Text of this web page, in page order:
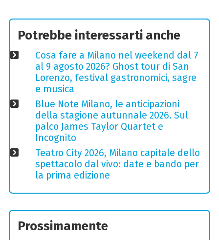
Potrebbe interessarti anche
Cosa fare a Milano nel weekend dal 7
al 9 agosto 2026? Ghost tour di San
Lorenzo, festival gastronomici, sagre
e musica
Blue Note Milano, le anticipazioni
della stagione autunnale 2026. Sul
palco James Taylor Quartet e
Incognito
Teatro City 2026, Milano capitale dello
spettacolo dal vivo: date e bando per
la prima edizione
Prossimamente